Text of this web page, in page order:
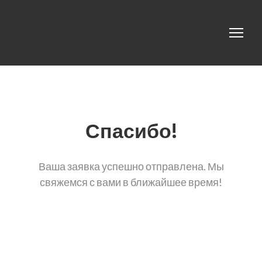
Спасибо!
Ваша заявка успешно отправлена. Мы
свяжемся с вами в ближайшее время!